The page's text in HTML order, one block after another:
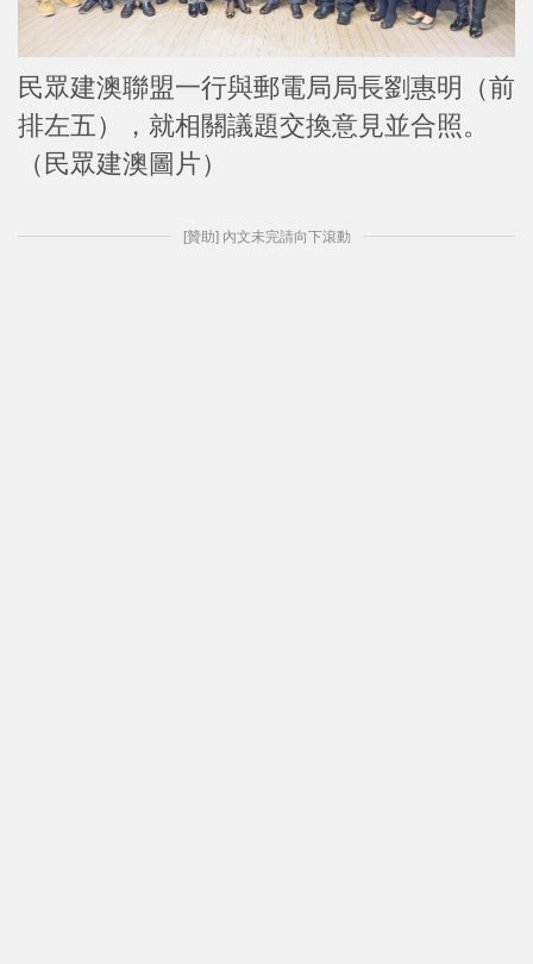
民眾建澳聯盟一行與郵電局局長劉惠明（前
排左五），就相關議題交換意見並合照。
（民眾建澳圖片）
[贊助] 內文未完請向下滾動